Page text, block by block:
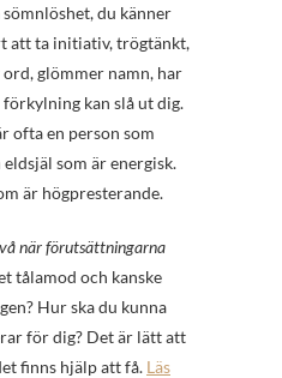
du känner
att ta initiativ, trögtänkt,
glömmer namn, har
kan slå ut dig.
ofta en person som
som är energisk.
är högpresterande.
när förutsättningarna
tålamod och kanske
Hur ska du kunna
för dig? Det är lätt att
finns hjälp att få. Läs